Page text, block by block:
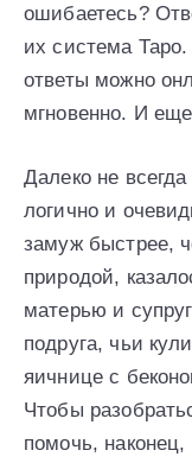
ошибаетесь?
их система
ответы можно
мгновенно. И
Далеко не
логично и
замуж быстрее,
природой,
матерью и
подруга, чьи
яичнице с
Чтобы
помочь,